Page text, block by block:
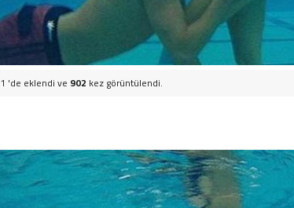
'de eklendi ve 902 kez görüntülendi.